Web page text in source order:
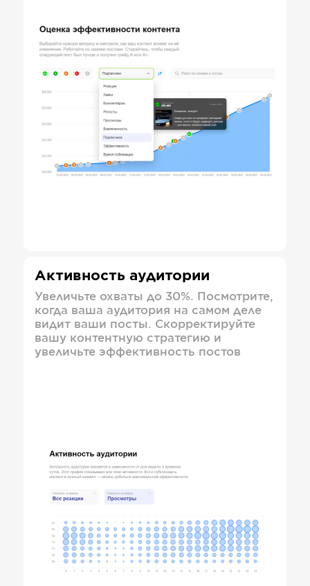
Активность аудитории
Увеличьте охваты до 30%. Посмотрите,
когда ваша аудитория на самом деле
видит ваши посты. Скорректируйте
вашу контентную стратегию и
увеличьте эффективность постов